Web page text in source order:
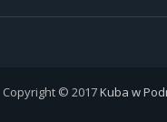
Copyright © 2017Kuba w